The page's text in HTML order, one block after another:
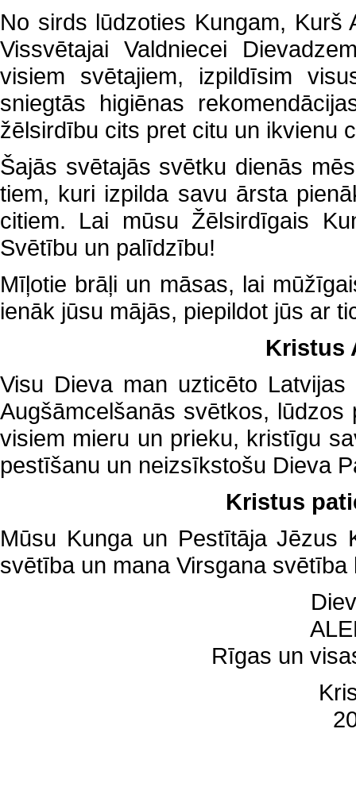
No sirds lūdzoties Kungam, Kurš
Vissvētajai Valdniecei
visiem svētajiem, izpildīsim
sniegtās higiēnas
žēlsirdību cits pret citu un ikvienu
Šajās svētajās svētku dienās
tiem, kuri izpilda savu ārsta
citiem. Lai mūsu Žēlsirdīgais
Svētību un palīdzību!
Mīļotie brāļi un māsas, lai
ienāk jūsu mājās, piepildot jūs ar
Kristus
Visu Dieva man uzticēto
Augšāmcelšanās svētkos,
visiem mieru un prieku, kristīgu
pestīšanu un neizsīkstošu Dieva
Kristus
Mūsu Kunga un Pestītāja Jēzus
svētība un mana Virsgana
Rīgas un